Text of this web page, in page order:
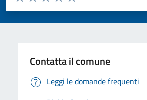
Valuta 5 stelle su 5
Valuta 4 stelle su 5
Valuta 3 stelle su 5
Valuta 2 stelle su 5
Valuta 1 stelle su 5
Contatta il comune
Leggi le domande frequenti